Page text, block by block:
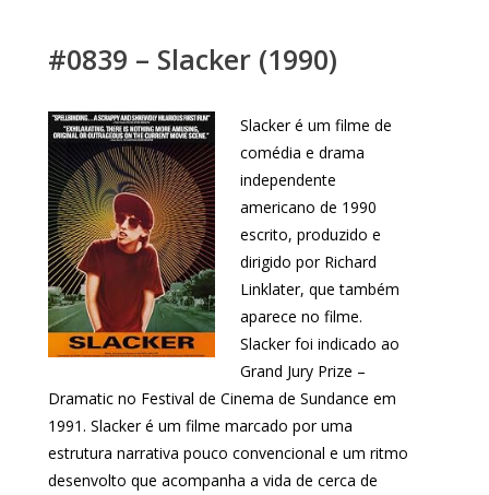
#0839 – Slacker (1990)
Slacker é um filme de
comédia e drama
independente
americano de 1990
escrito, produzido e
dirigido por Richard
Linklater, que também
aparece no filme.
Slacker foi indicado ao
Grand Jury Prize –
Dramatic no Festival de Cinema de Sundance em
1991. Slacker é um filme marcado por uma
estrutura narrativa pouco convencional e um ritmo
desenvolto que acompanha a vida de cerca de